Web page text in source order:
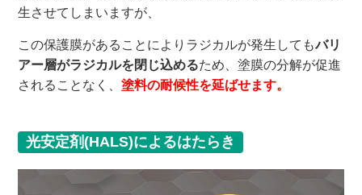
生させてしまいますが、
この保護膜があることによりラジカルが発生してもバリ
アー層がラジカルを閉じ込めるため、塗膜の分解が促進
されることなく、塗料の耐候性を延ばせます。
光安定剤(HALS)によるはたらき